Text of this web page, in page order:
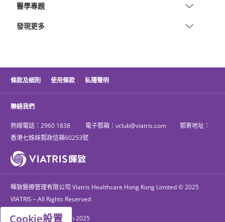
醫學專題
發現更多
條款及細則 使用條款 私隱聲明
聯絡我們
熱線電話： 2960 1838 電子郵箱： vclub@viatris.com
郵寄地址：
香港七姊妹郵政信箱60253號
暉致醫療管理有限公司 Viatris Healthcare Hong Kong Limited © 2025
VIATRIS – All Rights Reserved
PM-CLP-24-052306 Jun 2025
Cookie設置